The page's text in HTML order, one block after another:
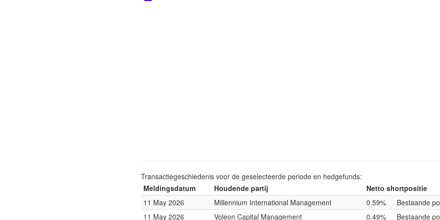
Transactiegeschiedenis voor de geselecteerde periode en hedgefunds:
Meldingsdatum
Houdende partij
Netto shortpositie
11 May 2026
Millennium International Management 0.59%
Bestaande
11 May 2026
Voleon Capital Management 0.49% Bestaande